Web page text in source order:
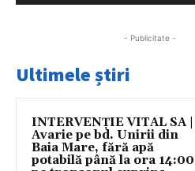
- Publicitate -
Ultimele știri
INTERVENȚIE VITAL SA |
Avarie pe bd. Unirii din
Baia Mare, fără apă
potabilă până la ora 14:00